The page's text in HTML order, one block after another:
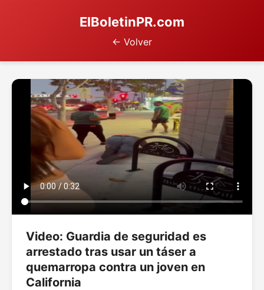
ElBoletinPR.com
← Volver
Video: Guardia de seguridad es
arrestado tras usar un táser a
quemarropa contra un joven en
California